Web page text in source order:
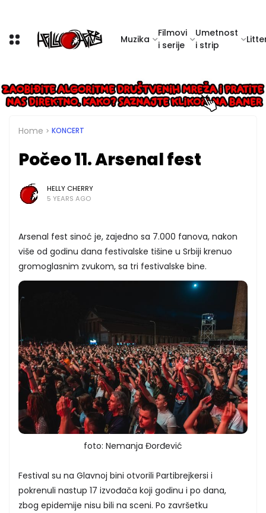
Muzika
Filmovi
i serije
Umetnost
i strip
Home KONCERT
Počeo 11. Arsenal fest
HELLY CHERRY
5 YEARS AGO
Arsenal fest sinoć je, zajedno sa 7.000 fanova, nakon
više od godinu dana festivalske tišine u Srbiji krenuo
gromoglasnim zvukom, sa tri festivalske bine.
foto: Nemanja Đorđević
Festival su na Glavnoj bini otvorili Partibrejkersi i
pokrenuli nastup 17 izvođača koji godinu i po dana,
zbog epidemije nisu bili na sceni. Po završetku